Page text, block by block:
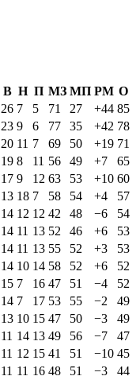
В Н П МЗ МП РМ О
26 7 5 71 27 +44 85
23 9 6 77 35 +42 78
20 11 7 69 50 +19 71
19 8 11 56 49 +7
65
17 9 12 63 53 +10 60
13 18 7 58 54 +4
57
14 12 12 42 48 −6
54
14 11 13 52 46 +6
53
14 11 13 55 52 +3
53
14 10 14 58 52 +6
52
15 7 16 47 51 −4
52
14 7 17 53 55 −2
49
13 10 15 47 50 −3
49
11 14 13 49 56 −7
47
11 12 15 41 51 −10 45
11 11 16 48 51 −3
44